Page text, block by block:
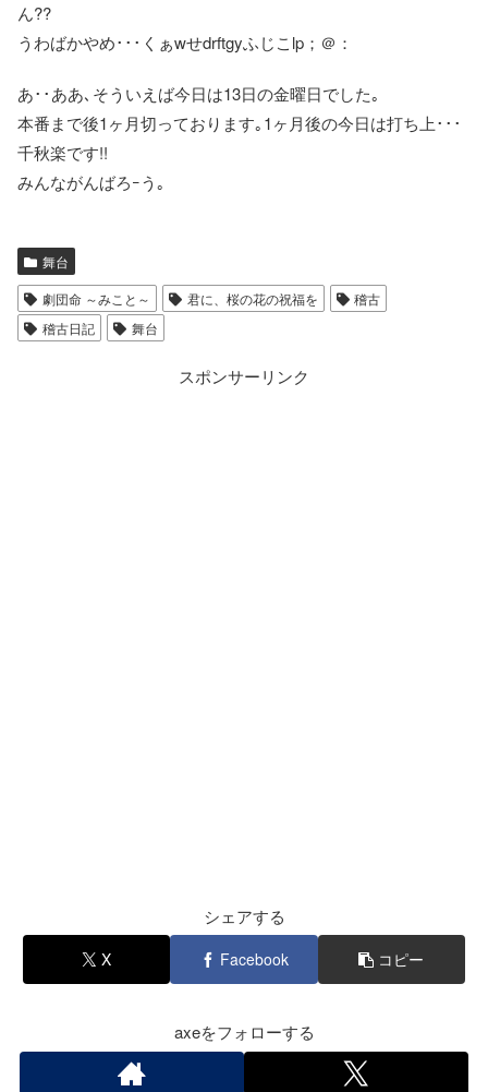
ん??
うわばかやめ･･･くぁwせdrftgyふじこlp；＠：
あ･･ああ､そういえば今日は13日の金曜日でした｡
本番まで後1ヶ月切っております｡1ヶ月後の今日は打ち上･･･
千秋楽です!!
みんながんばろｰう｡
舞台
劇団命 ～みこと～ 君に、桜の花の祝福を
稽古
稽古日記
舞台
スポンサーリンク
シェアする
X Facebook コピー
axeをフォローする